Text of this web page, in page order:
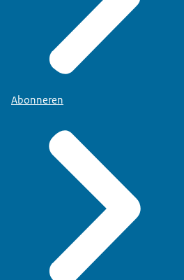
Abonneren